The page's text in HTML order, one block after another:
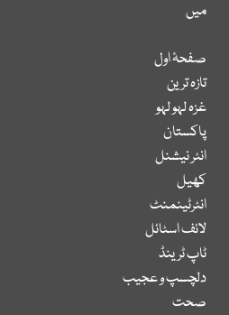
میں
صفحۂ اول
تازہ ترین
غزہ لہو لہو
پاکستان
انٹر نیشنل
کھیل
انٹرٹینمنٹ
لائف اسٹائل
ٹاپ ٹرینڈ
دلچسپ و عجیب
صحت